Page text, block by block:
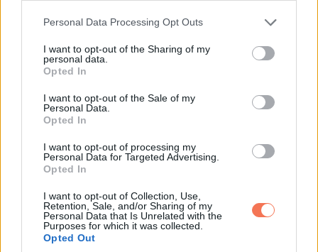
Please note that this website/app uses one or more Google
not limited to your visit or usage behaviour. You may click to
grant or deny consent to Google and its third-party tags to
use your data for below specified purposes in below Google
consent section.
Personal Data Processing Opt Outs
I want to opt-out of the Sharing of my
personal data.
Opted In
I want to opt-out of the Sale of my
Personal Data.
Opted In
I want to opt-out of processing my
Personal Data for Targeted Advertising.
Opted In
I want to opt-out of Collection, Use,
Retention, Sale, and/or Sharing of my
Personal Data that Is Unrelated with the
Purposes for which it was collected.
Opted Out
Clarát a karomban, és bennem akadt a levegő.
Tizenegy fekete Rolls-Royce állt sorban a kopott,
festékpelyhes házam előtt. A krómok vakítottak a délutáni
napfényben, az ablakok olyan sötétek voltak, hogy semmit
nem lehetett látni bennük.
Aztán kinyíltak az ajtók.
Úgy festettek, mintha valami fontos kormányhivatalból vagy
titkos testületből érkeztek volna.